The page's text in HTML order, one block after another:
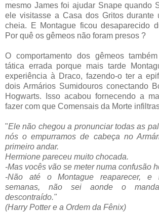
mesmo James foi ajudar Snape quando
ele visitasse a Casa dos Gritos durante
cheia. E Montague ficou desaparecido
Por quê os gêmeos não foram presos ?
O comportamento dos gêmeos
tática errada porque mais tarde
experiência à Draco, fazendo-o ter a
dois Armários Sumidouros conectando
Hogwarts. Isso acabou fornecendo a
fazer com que Comensais da Morte
"Ele não chegou a pronunciar todas as
nós o empurramos de cabeça no
primeiro andar.
Hermione pareceu muito chocada.
-Mas vocês vão se meter numa confusão
-Não até o Montague reaparecer, e
semanas, não sei aonde o
descontraído."
(Harry Potter e a Ordem da Fênix)